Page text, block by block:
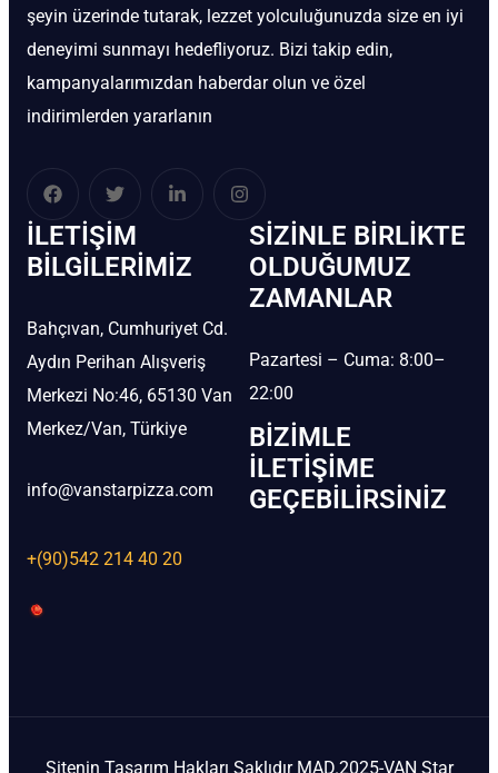
şeyin üzerinde tutarak, lezzet yolculuğunuzda size en iyi
deneyimi sunmayı hedefliyoruz. Bizi takip edin,
kampanyalarımızdan haberdar olun ve özel
indirimlerden yararlanın
İLETIŞIM
BİLGILERIMIZ
Bahçıvan, Cumhuriyet Cd.
Aydın Perihan Alışveriş
Merkezi No:46, 65130 Van
Merkez/Van, Türkiye
info@vanstarpizza.com
+(90)542 214 40 20
SIZINLE BIRLIKTE
OLDUĞUMUZ
ZAMANLAR
Pazartesi – Cuma: 8:00–
22:00
BIZIMLE
İLETIŞIME
GEÇEBILIRSINIZ
Sitenin Tasarım Hakları Saklıdır MAD.2025-VAN Star